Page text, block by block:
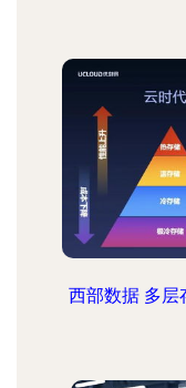
西部数据 多层